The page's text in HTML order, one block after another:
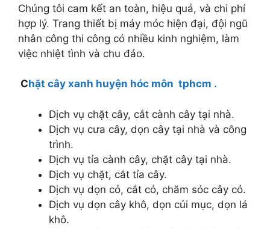
Chúng tôi cam kết an toàn, hiệu quả, và chi phí
hợp lý. Trang thiết bị máy móc hiện đại, đội ngũ
nhân công thi công có nhiều kinh nghiệm, làm
việc nhiệt tình và chu đáo.
Chặt cây xanh huyện hóc môn tphcm .
Dịch vụ chặt cây, cắt cành cây tại nhà.
Dịch vụ cưa cây, dọn cây tại nhà và công
trình.
Dịch vụ tỉa cành cây, chặt cây tại nhà.
Dịch vụ chặt, cắt tỉa cây.
Dịch vụ dọn cỏ, cắt cỏ, chăm sóc cây cỏ.
Dịch vụ dọn cây khô, dọn củi mục, dọn lá
khô.